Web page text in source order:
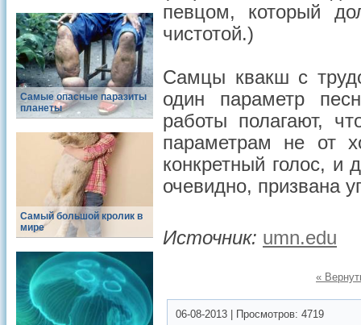
Самые опасные паразиты
планеты
Самый большой кролик в
мире
певцом, который
чистотой.)
Самцы квакш с
один параметр
работы полагают,
параметрам не от
конкретный голос, и
очевидно, призвана
Источник: umn.edu
«
06-08-2013 Просмотров: 4719